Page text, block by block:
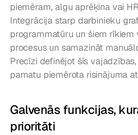
piemēram, algu aprēķina vai
Integrācija starp darbinieku
programmatūru un šiem rīkiem
procesus un samazināt
Precīzi definējot šīs
pamatu piemērota risinājuma
Galvenās funkcijas,
prioritāti